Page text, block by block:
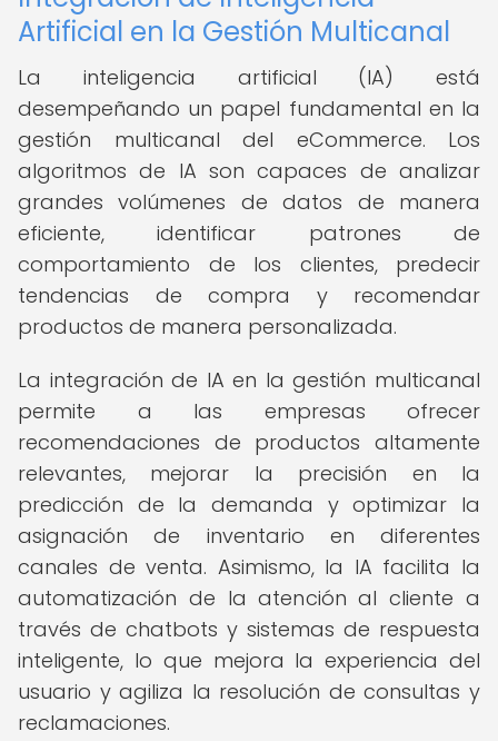
Artificial en la Gestión Multicanal
La inteligencia artificial (IA) está
desempeñando un papel fundamental en la
gestión multicanal del eCommerce. Los
algoritmos de IA son capaces de analizar
grandes volúmenes de datos de manera
eficiente, identificar patrones de
comportamiento de los clientes, predecir
tendencias de compra y recomendar
productos de manera personalizada.
La integración de IA en la gestión multicanal
permite a las empresas ofrecer
recomendaciones de productos altamente
relevantes, mejorar la precisión en la
predicción de la demanda y optimizar la
asignación de inventario en diferentes
canales de venta. Asimismo, la IA facilita la
automatización de la atención al cliente a
través de chatbots y sistemas de respuesta
inteligente, lo que mejora la experiencia del
usuario y agiliza la resolución de consultas y
reclamaciones.